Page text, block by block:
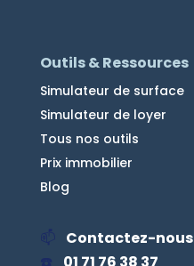
Outils & Ressources
Simulateur de surface
Simulateur de loyer
Tous nos outils
Prix immobilier
Blog
📫 Contactez-nous